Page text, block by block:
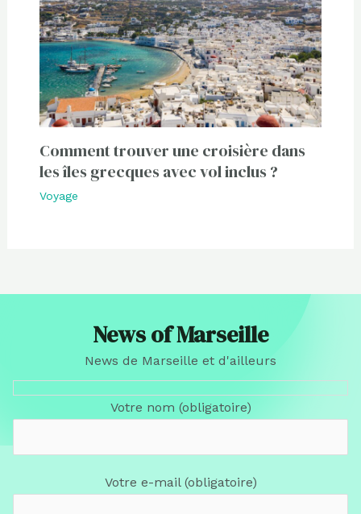
Comment trouver une croisière dans
les îles grecques avec vol inclus ?
Voyage
News of Marseille
News de Marseille et d'ailleurs
Votre nom (obligatoire)
Votre e-mail (obligatoire)